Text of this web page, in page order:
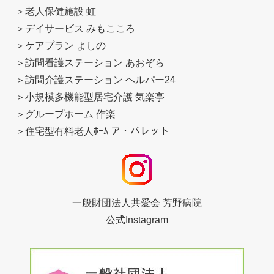
＞ 老人保健施設 虹
＞ デイサービス みもこころ
＞ ケアプラン よしの
＞ 訪問看護ステーション あおぞら
＞ 訪問介護ステーション ヘルパー24
＞ 小規模多機能型居宅介護 気楽亭
＞ グループホーム 作楽
＞ 住宅型有料老人ﾎｰﾑ ア・パレット
一般財団法人共愛会 芳野病院
公式Instagram